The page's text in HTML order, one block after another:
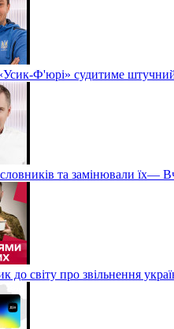
Ф'юрі» судитиме
та замінювали їх—
до світу про звільнення